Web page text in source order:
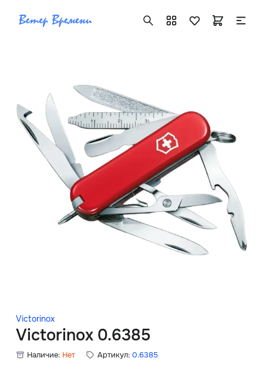
Victorinox
Victorinox 0.6385
Наличие: Нет Артикул: 0.6385
+7 ( 705 ) 181-42-50
info@vetervremeni.kz
Авторизация
Каталог
Мужские часы
Главная